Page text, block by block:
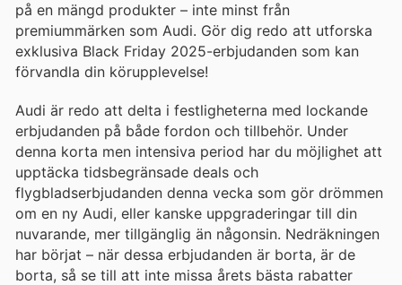
på en mängd produkter – inte minst från
premiummärken som Audi. Gör dig redo att utforska
exklusiva Black Friday 2025-erbjudanden som kan
förvandla din körupplevelse!
Audi är redo att delta i festligheterna med lockande
erbjudanden på både fordon och tillbehör. Under
denna korta men intensiva period har du möjlighet att
upptäcka tidsbegränsade deals och
flygbladserbjudanden denna vecka som gör drömmen
om en ny Audi, eller kanske uppgraderingar till din
nuvarande, mer tillgänglig än någonsin. Nedräkningen
har börjat – när dessa erbjudanden är borta, är de
borta, så se till att inte missa årets bästa rabatter